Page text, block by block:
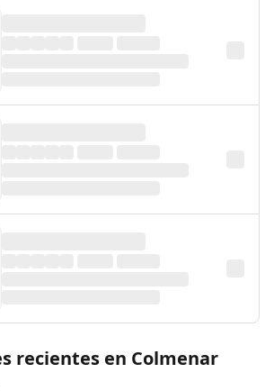
recientes en Colmenar